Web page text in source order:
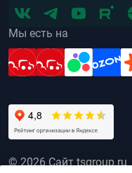
Мы есть на
© 2026 Сайт tsgroup.ru